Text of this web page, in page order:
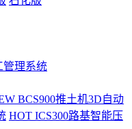
管理系统
BCS900推土机3D自动
HOT ICS300路基智能压